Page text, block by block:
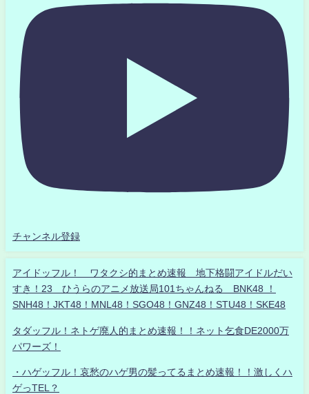
チャンネル登録
アイドッフル！ ワタクシ的まとめ速報 地下格闘アイドルだい
すき！23 ひうらのアニメ放送局101ちゃんねる BNK48 ！
SNH48！JKT48！MNL48！SGO48！GNZ48！STU48！SKE48
タダッフル！ネトゲ廃人的まとめ速報！！ネット乞食DE2000万
パワーズ！
・ハゲッフル！哀愁のハゲ男の髪ってるまとめ速報！！激しくハ
ゲっTEL？